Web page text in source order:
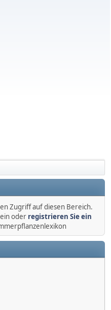
Zugriff auf diesen Bereich.
oder registrieren Sie ein